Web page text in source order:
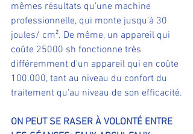
mêmes résultats qu'une machine
professionnelle, qui monte jusqu'à 30
joules/ cm². De même, un appareil qui
coûte 25000 sh fonctionne très
différemment d'un appareil qui en coûte
100.000, tant au niveau du confort du
traitement qu'au niveau de son efficacité.
ON PEUT SE RASER À VOLONTÉ ENTRE